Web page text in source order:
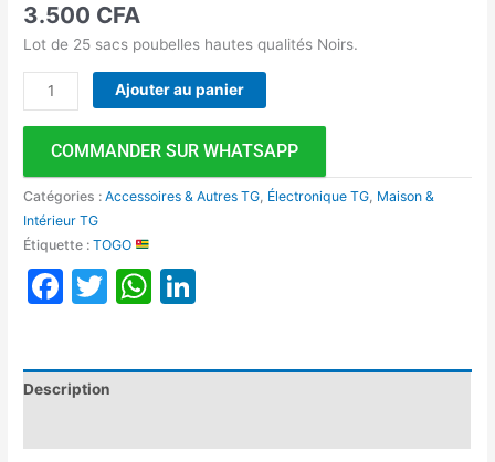
3.500 CFA
Lot de 25 sacs poubelles hautes qualités Noirs.
Ajouter au panier
COMMANDER SUR WHATSAPP
Catégories :Accessoires & Autres TG Électronique TG Maison &
Intérieur TG
Étiquette :TOGO
Facebook
TwitterWhatsApp
Description